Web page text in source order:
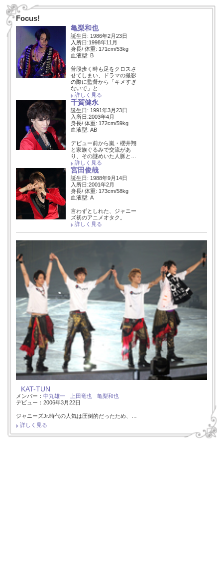
Focus!
亀梨和也
誕生日: 1986年2月23日
入所日:1998年11月
身長/ 体重: 171cm/53kg
血液型: B
普段歩く時も足をクロスさ
せてしまい、ドラマの撮影
の際に監督から「キメすぎ
ないで」と…
詳しく見る
千賀健永
誕生日: 1991年3月23日
入所日:2003年4月
身長/ 体重: 172cm/59kg
血液型: AB
デビュー前から嵐・櫻井翔
と家族ぐるみで交流があ
り、その謎めいた人脈と…
詳しく見る
宮田俊哉
誕生日: 1988年9月14日
入所日:2001年2月
身長/ 体重: 173cm/58kg
血液型: A
言わずとしれた、ジャニー
ズ初のアニメオタク。
詳しく見る
KAT-TUN
メンバー： 中丸雄一 上田竜也
亀梨和也
デビュー：2006年3月22日
ジャニーズJr.時代の人気は圧倒的だったため、…
詳しく見る